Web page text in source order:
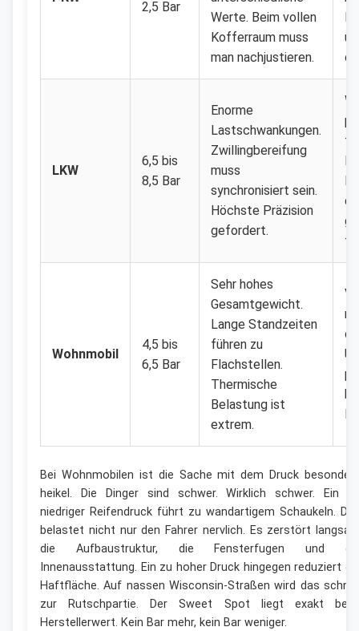
2,5 Bar
Werte. Beim vollen
Kofferraum muss
man nachjustieren.
LKW
6,5 bis
8,5 Bar
Enorme
Lastschwankungen.
Zwillingbereifung
muss
synchronisiert sein.
Höchste Präzision
gefordert.
Wohnmobil
4,5 bis
6,5 Bar
Sehr hohes
Gesamtgewicht.
Lange Standzeiten
führen zu
Flachstellen.
Thermische
Belastung ist
extrem.
Bei Wohnmobilen ist die Sache mit dem Druck
heikel. Die Dinger sind schwer. Wirklich schwer. Ein
niedriger Reifendruck führt zu wandartigem Schaukeln.
belastet nicht nur den Fahrer nervlich. Es zerstört
die Aufbaustruktur, die Fensterfugen und
Innenausstattung. Ein zu hoher Druck hingegen reduziert
Haftfläche. Auf nassen Wisconsin-Straßen wird das
zur Rutschpartie. Der Sweet Spot liegt exakt
Herstellerwert. Kein Bar mehr, kein Bar weniger.